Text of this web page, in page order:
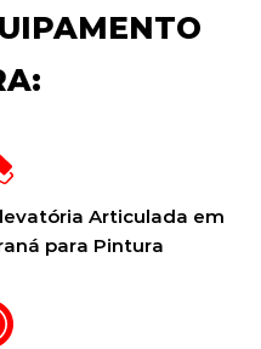
Articulada em
para Pintura